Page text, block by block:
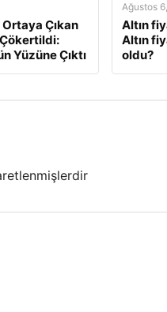
Çıkan
Yüzüne Çıktı
Ağustos
Altın
Altın
oldu?